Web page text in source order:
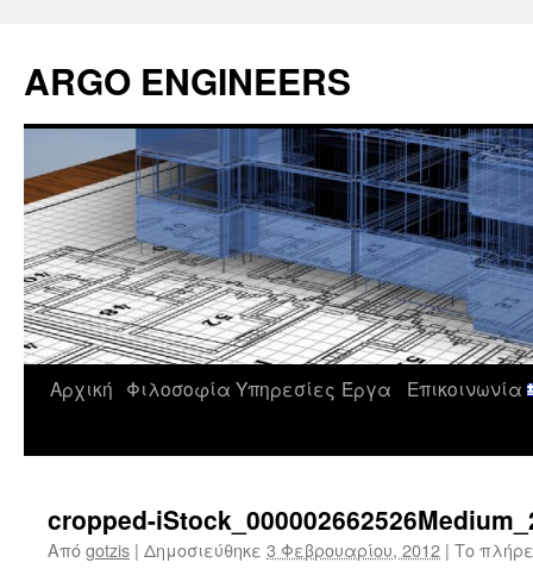
περιεχόμενο
ARGO ENGINEERS
Αρχική Φιλοσοφία Υπηρεσίες Έργα
Επικοινωνία
cropped-
Απόgotzis | Δημοσιεύθηκε 3 Φεβρουαρίου, 2012 | Το